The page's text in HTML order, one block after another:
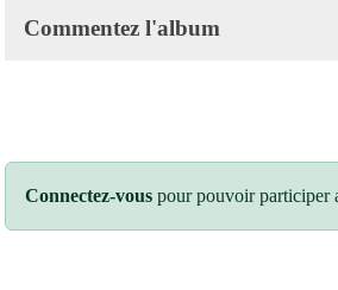
Commentez l'album
Connectez-vous pour pouvoir participer